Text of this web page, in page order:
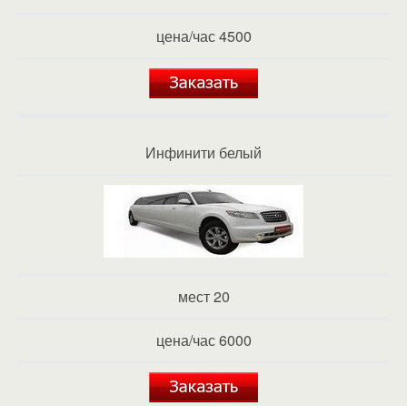
цена/час 4500
Инфинити белый
мест 20
цена/час 6000